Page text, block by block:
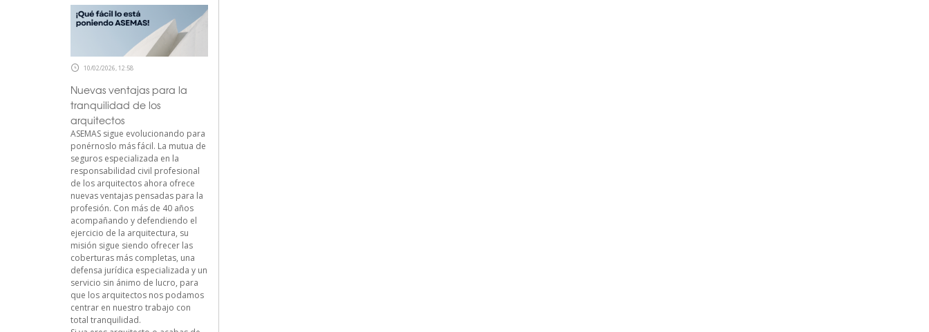
10/02/2026, 12:58
Nuevas ventajas para la
tranquilidad de los
arquitectos
ASEMAS sigue evolucionando para
ponérnoslo más fácil. La mutua de
seguros especializada en la
responsabilidad civil profesional
de los arquitectos ahora ofrece
nuevas ventajas pensadas para la
profesión. Con más de 40 años
acompañando y defendiendo el
ejercicio de la arquitectura, su
misión sigue siendo ofrecer las
coberturas más completas, una
defensa jurídica especializada y un
servicio sin ánimo de lucro, para
que los arquitectos nos podamos
centrar en nuestro trabajo con
total tranquilidad.